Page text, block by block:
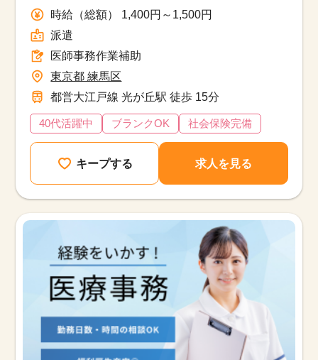
時給（総額） 1,400円～1,500円
派遣
医師事務作業補助
東京都 練馬区
都営大江戸線 光が丘駅 徒歩 15分
40代活躍中 ブランクOK 社会保険完備
キープする 求人を見る